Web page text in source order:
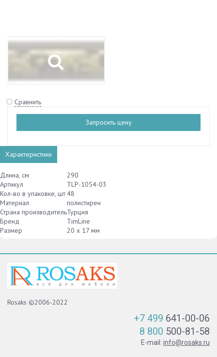
Сравнить
Запросить цену
Характеристики
Длина, см
290
Артикул
TLP-1054-03
Кол-во в упаковке, шт48
Материал
полистирен
Страна производительТурция
Бренд
TimLine
Размер
20 х 17 мм
Rosaks ©2006-2022
+7 499 641-00-06
8 800 500-81-58
E-mail: info@rosaks.ru